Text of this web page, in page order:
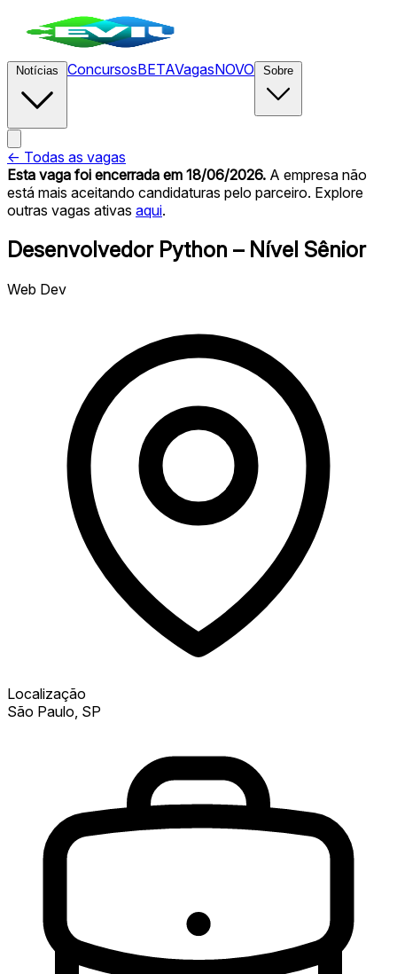
ConcursosBETAVagasNOVO
← Todas as vagas
Esta vaga foi encerrada em 18/06/2026. A empresa não
está mais aceitando candidaturas pelo parceiro. Explore
outras vagas ativas aqui.
Desenvolvedor Python – Nível Sênior
Web Dev
Localização
São Paulo, SP